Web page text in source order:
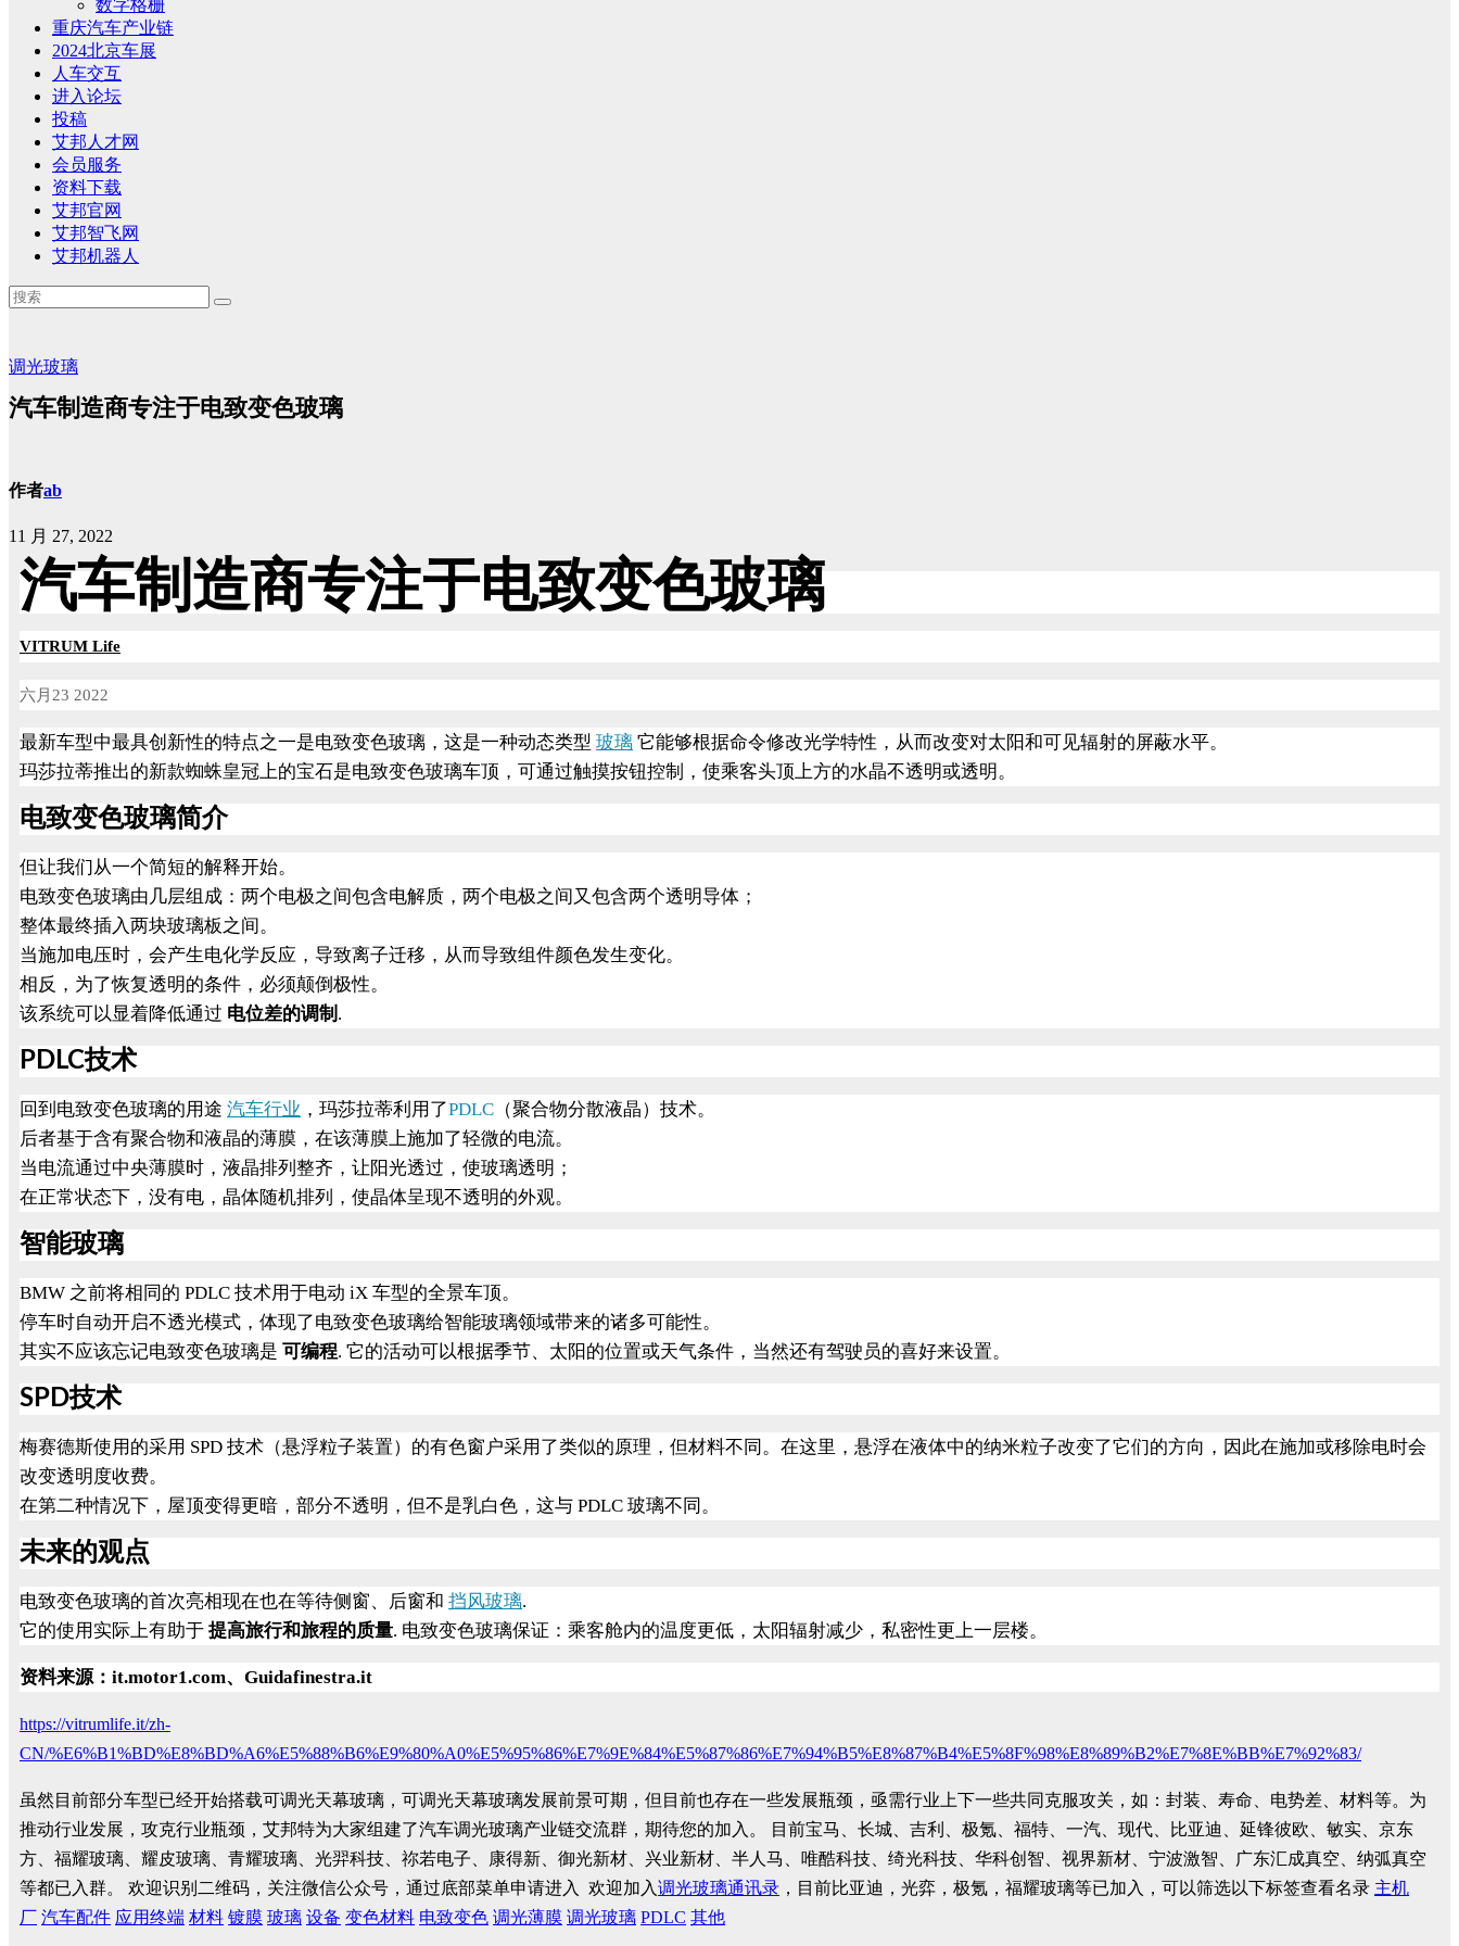
数字格栅
重庆汽车产业链
2024北京车展
人车交互
进入论坛
投稿
艾邦人才网
会员服务
资料下载
艾邦官网
艾邦智飞网
艾邦机器人
调光玻璃
汽车制造商专注于电致变色玻璃
作者ab
11 月 27, 2022
汽车制造商专注于电致变色玻璃
VITRUM Life
六月 23 2022
最新车型中最具创新性的特点之一是电致变色玻璃，这是一种动态类型 玻璃 它能够根据命令修改光学特性，从而改变对太阳和可见辐射的屏蔽水平。
玛莎拉蒂推出的新款蜘蛛皇冠上的宝石是电致变色玻璃车顶，可通过触摸按钮控制，使乘客头顶上方的水晶不透明或透明。
电致变色玻璃简介
但让我们从一个简短的解释开始。
电致变色玻璃由几层组成：两个电极之间包含电解质，两个电极之间又包含两个透明导体；
整体最终插入两块玻璃板之间。
当施加电压时，会产生电化学反应，导致离子迁移，从而导致组件颜色发生变化。
相反，为了恢复透明的条件，必须颠倒极性。
该系统可以显着降低通过 电位差的调制 .
PDLC技术
回到电致变色玻璃的用途 汽车行业 ，玛莎拉蒂利用了PDLC （聚合物分散液晶）技术。
后者基于含有聚合物和液晶的薄膜，在该薄膜上施加了轻微的电流。
当电流通过中央薄膜时，液晶排列整齐，让阳光透过，使玻璃透明；
在正常状态下，没有电，晶体随机排列，使晶体呈现不透明的外观。
智能玻璃
BMW 之前将相同的 PDLC 技术用于电动 iX 车型的全景车顶。
停车时自动开启不透光模式，体现了电致变色玻璃给智能玻璃领域带来的诸多可能性。
其实不应该忘记电致变色玻璃是 可编程. 它的活动可以根据季节、太阳的位置或天气条件，当然还有驾驶员的喜好来设置。
SPD技术
梅赛德斯使用的采用 SPD 技术（悬浮粒子装置）的有色窗户采用了类似的原理，但材料不同。在这里，悬浮在液体中的纳米粒子改变了它们的方向，因此在施加或移除电时会
改变透明度收费。
在第二种情况下，屋顶变得更暗，部分不透明，但不是乳白色，这与 PDLC 玻璃不同。
未来的观点
电致变色玻璃的首次亮相现在也在等待侧窗、后窗和 挡风玻璃.
它的使用实际上有助于 提高旅行和旅程的质量. 电致变色玻璃保证：乘客舱内的温度更低，太阳辐射减少，私密性更上一层楼。
资料来源： it.motor1.com、 Guidafinestra.it
https://vitrumlife.it/zh-
CN/%E6%B1%BD%E8%BD%A6%E5%88%B6%E9%80%A0%E5%95%86%E7%9E%84%E5%87%86%E7%94%B5%E8%87%B4%E5%8F%98%E8%89%B2%E7%8E%BB%E7%92%83/
虽然目前部分车型已经开始搭载可调光天幕玻璃，可调光天幕玻璃发展前景可期，但目前也存在一些发展瓶颈，亟需行业上下一些共同克服攻关，如：封装、寿命、电势差、材料等。为
推动行业发展，攻克行业瓶颈，艾邦特为大家组建了汽车调光玻璃产业链交流群，期待您的加入。
目前宝马、长城、吉利、极氪、福特、一汽、现代、比亚迪、延锋彼欧、敏实、京东
方、福耀玻璃、耀皮玻璃、青耀玻璃、光羿科技、祢若电子、康得新、御光新材、兴业新材、半人马、唯酷科技、绮光科技、华科创智、视界新材、宁波激智、广东汇成真空、纳弧真空
等都已入群。
欢迎识别二维码，关注微信公众号，通过底部菜单申请进入 欢迎加入调光玻璃通讯录 ，目前比亚迪，光弈，极氪，福耀玻璃等已加入，可以筛选以下标签查看名录 主机
厂 汽车配件 应用终端 材料 镀膜 玻璃 设备 变色材料 电致变色 调光薄膜 调光玻璃 PDLC 其他